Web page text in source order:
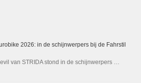
2026: in de schijnwerpers bij de Fahrstil
van STRIDA stond in de schijnwerpers …